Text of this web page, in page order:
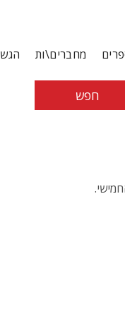
מחברים\ות
חפש